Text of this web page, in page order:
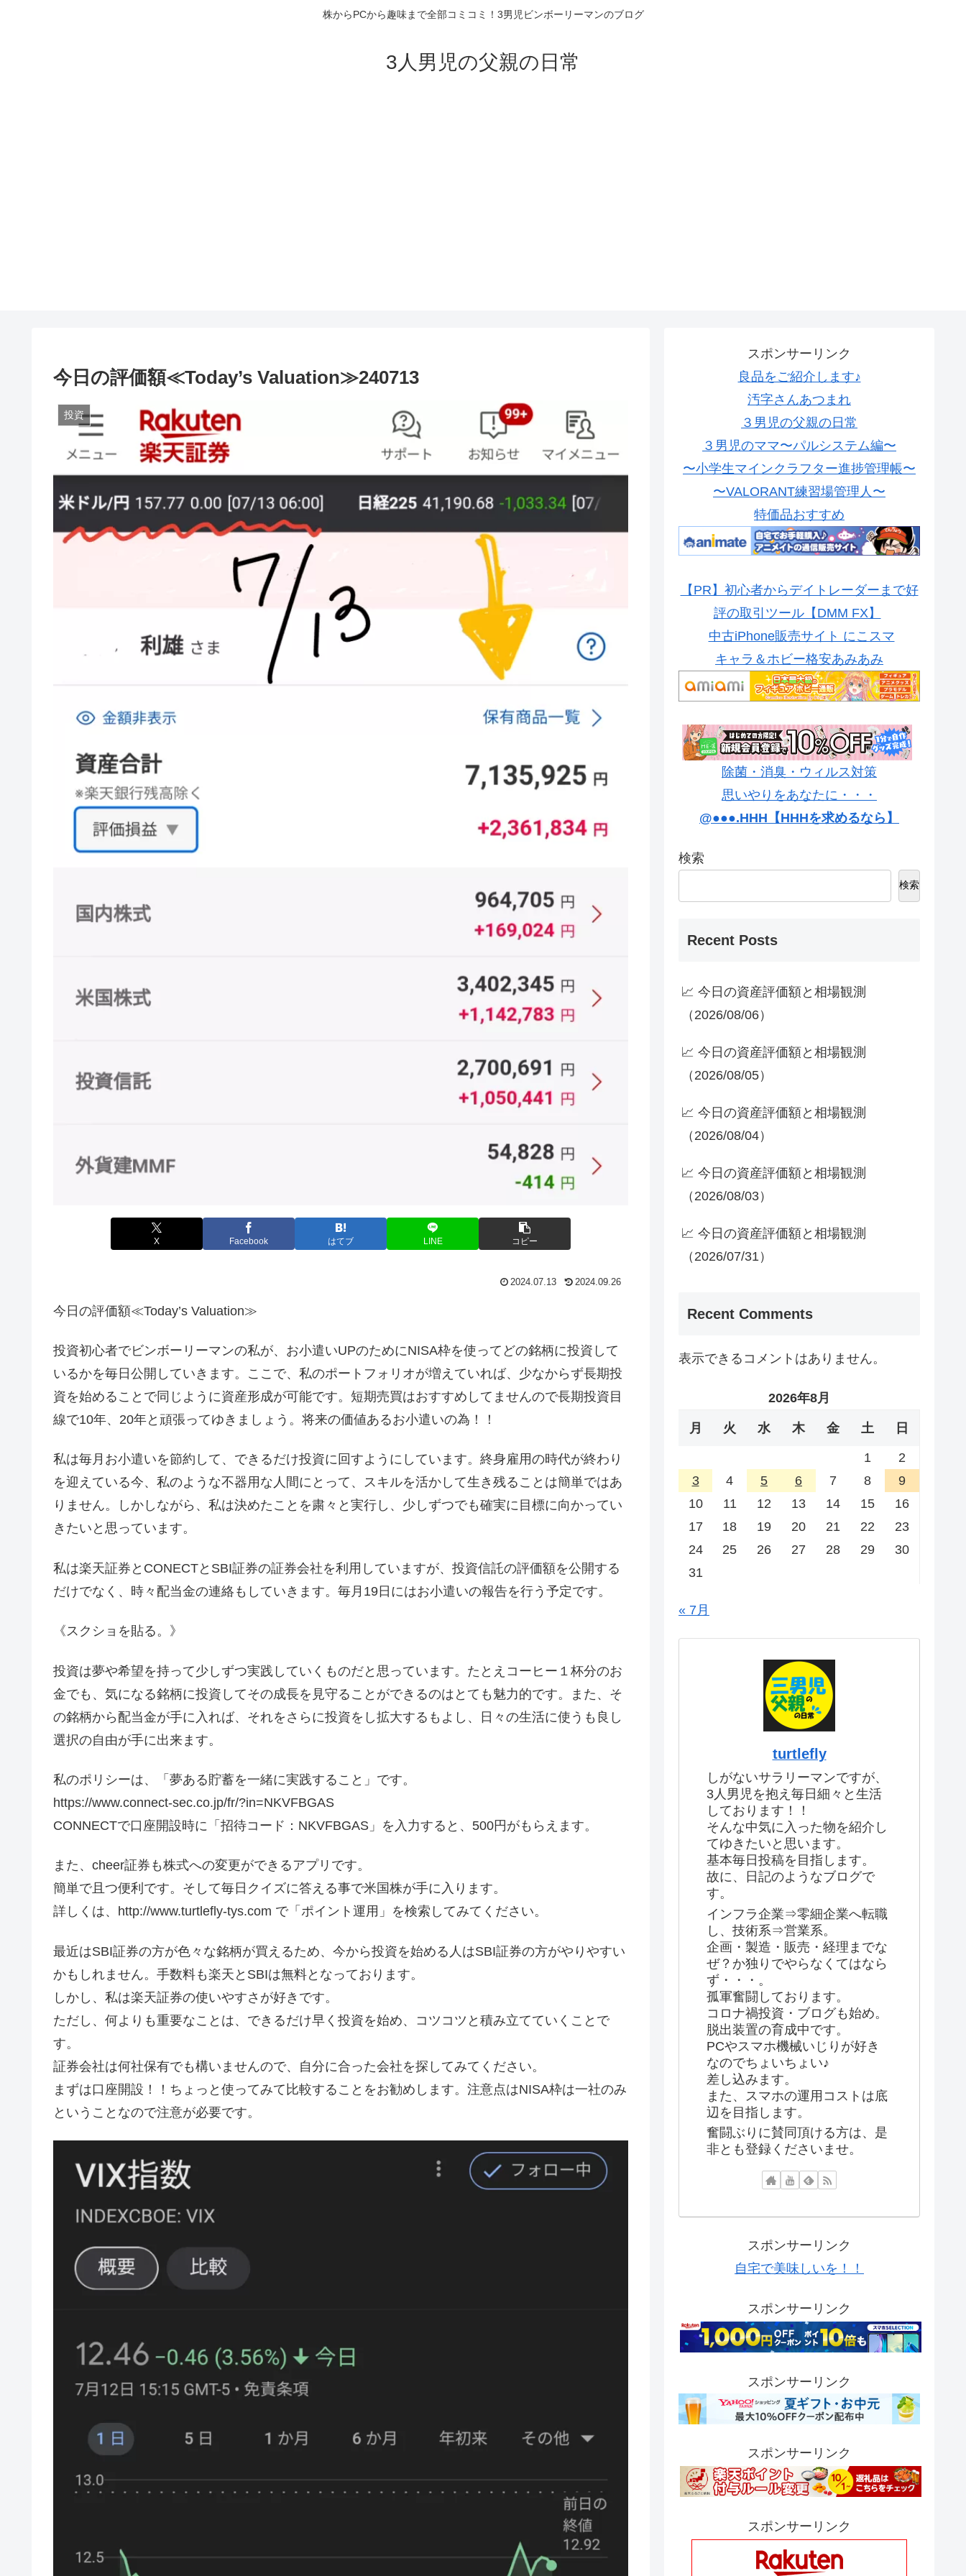
株からPCから趣味まで全部コミコミ！3男児ビンボーリーマンのブログ
3人男児の父親の日常
今日の評価額≪Today’s Valuation≫240713
投資
X Facebook はてブ LINE コピー
2024.07.13 2024.09.26
今日の評価額≪Today’s Valuation≫
投資初心者でビンボーリーマンの私が、お小遣いUPのためにNISA枠を使ってどの銘柄に投資して
いるかを毎日公開していきます。ここで、私のポートフォリオが増えていれば、少なからず長期投
資を始めることで同じように資産形成が可能です。短期売買はおすすめしてませんので長期投資目
線で10年、20年と頑張ってゆきましょう。将来の価値あるお小遣いの為！！
私は毎月お小遣いを節約して、できるだけ投資に回すようにしています。終身雇用の時代が終わり
を迎えている今、私のような不器用な人間にとって、スキルを活かして生き残ることは簡単ではあ
りません。しかしながら、私は決めたことを粛々と実行し、少しずつでも確実に目標に向かってい
きたいと思っています。
私は楽天証券とCONECTとSBI証券の証券会社を利用していますが、投資信託の評価額を公開する
だけでなく、時々配当金の連絡もしていきます。毎月19日にはお小遣いの報告を行う予定です。
《スクショを貼る。》
投資は夢や希望を持って少しずつ実践していくものだと思っています。たとえコーヒー１杯分のお
金でも、気になる銘柄に投資してその成長を見守ることができるのはとても魅力的です。また、そ
の銘柄から配当金が手に入れば、それをさらに投資をし拡大するもよし、日々の生活に使うも良し
選択の自由が手に出来ます。
私のポリシーは、「夢ある貯蓄を一緒に実践すること」です。
https://www.connect-sec.co.jp/fr/?in=NKVFBGAS
CONNECTで口座開設時に「招待コード：NKVFBGAS」を入力すると、500円がもらえます。
また、cheer証券も株式への変更ができるアプリです。
簡単で且つ便利です。そして毎日クイズに答える事で米国株が手に入ります。
詳しくは、http://www.turtlefly-tys.com で「ポイント運用」を検索してみてください。
最近はSBI証券の方が色々な銘柄が買えるため、今から投資を始める人はSBI証券の方がやりやすい
かもしれません。手数料も楽天とSBIは無料となっております。
しかし、私は楽天証券の使いやすさが好きです。
ただし、何よりも重要なことは、できるだけ早く投資を始め、コツコツと積み立てていくことで
す。
証券会社は何社保有でも構いませんので、自分に合った会社を探してみてください。
まずは口座開設！！ちょっと使ってみて比較することをお勧めします。注意点はNISA枠は一社のみ
ということなので注意が必要です。
スポンサーリンク
良品をご紹介します♪
汚字さんあつまれ
３男児の父親の日常
３男児のママ〜パルシステム編〜
〜小学生マインクラフター進捗管理帳〜
〜VALORANT練習場管理人〜
特価品おすすめ
【PR】初心者からデイトレーダーまで好
評の取引ツール【DMM FX】
中古iPhone販売サイト にこスマ
キャラ＆ホビー格安あみあみ
除菌・消臭・ウィルス対策
思いやりをあなたに・・・
@●●●.HHH【HHHを求めるなら】
検索
検索
Recent Posts
📈 今日の資産評価額と相場観測
（2026/08/06）
📈 今日の資産評価額と相場観測
（2026/08/05）
📈 今日の資産評価額と相場観測
（2026/08/04）
📈 今日の資産評価額と相場観測
（2026/08/03）
📈 今日の資産評価額と相場観測
（2026/07/31）
Recent Comments
表示できるコメントはありません。
2026年8月
月 火 水 木 金 土 日
1
2
3
4 5 6 7 8
9
10
11 12 13 14 15
16
17
18 19 20 21 22
23
24
25 26 27 28 29
30
31
« 7月
turtlefly
しがないサラリーマンですが、
3人男児を抱え毎日細々と生活
しております！！
そんな中気に入った物を紹介し
てゆきたいと思います。
基本毎日投稿を目指します。
故に、日記のようなブログで
す。
インフラ企業⇒零細企業へ転職
し、技術系⇒営業系。
企画・製造・販売・経理までな
ぜ？か独りでやらなくてはなら
ず・・・。
孤軍奮闘しております。
コロナ禍投資・ブログも始め。
脱出装置の育成中です。
PCやスマホ機械いじりが好き
なのでちょいちょい♪
差し込みます。
また、スマホの運用コストは底
辺を目指します。
奮闘ぶりに賛同頂ける方は、是
非とも登録くださいませ。
スポンサーリンク
自宅で美味しいを！！
スポンサーリンク
スポンサーリンク
スポンサーリンク
スポンサーリンク